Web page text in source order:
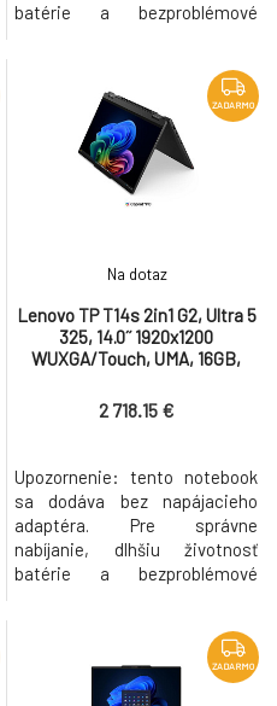
batérie a bezproblémové
odporúčaný adaptér, ktorý
bude automaticky pridaný k
produktu do košíka. Part
number 21WT008CCK Procesor
Intel Core Ultra 7 355, 8C (4P +
ZADARMO
Lenovo TP T14s 2in1 G2, Ultra 5
325, 14.0˝ 1920x1200
WUXGA/Touch, UMA, 16GB,
matný, 3yPS bez AC
Na dotaz
2 718.15 €
Upozornenie: tento notebook
sa dodáva bez napájacieho
adaptéra. Pre správne
nabíjanie, dlhšiu životnosť
batérie a bezproblémové
odporúčaný adaptér, ktorý
bude automaticky pridaný k
produktu do košíka. Part
ZADARMO